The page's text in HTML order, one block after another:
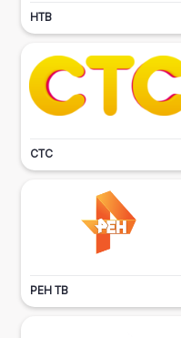
НТВ
СТС
РЕН ТВ